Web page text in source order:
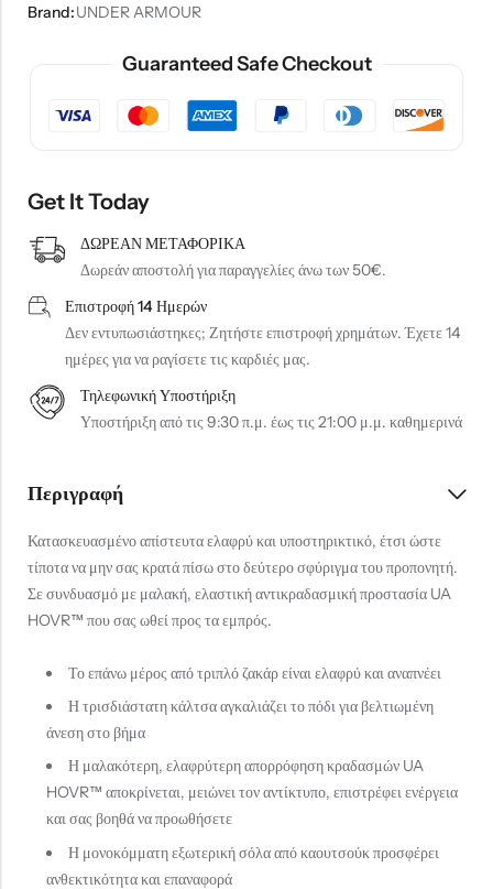
Brand:UNDER ARMOUR
Guaranteed Safe Checkout
Get It Today
ΔΩΡΕΑΝ ΜΕΤΑΦΟΡΙΚΑ
Δωρεάν αποστολή για παραγγελίες άνω των 50€.
Επιστροφή 14 Ημερών
Δεν εντυπωσιάστηκες; Ζητήστε επιστροφή χρημάτων. Έχετε 14
ημέρες για να ραγίσετε τις καρδιές μας.
Τηλεφωνική Υποστήριξη
Υποστήριξη από τις 9:30 π.μ. έως τις 21:00 μ.μ. καθημερινά
Περιγραφή
Κατασκευασμένο απίστευτα ελαφρύ και υποστηρικτικό, έτσι ώστε
τίποτα να μην σας κρατά πίσω στο δεύτερο σφύριγμα του προπονητή.
Σε συνδυασμό με μαλακή, ελαστική αντικραδασμική προστασία UA
HOVR™ που σας ωθεί προς τα εμπρός.
Το επάνω μέρος από τριπλό ζακάρ είναι ελαφρύ και αναπνέει
Η τρισδιάστατη κάλτσα αγκαλιάζει το πόδι για βελτιωμένη
άνεση στο βήμα
Η μαλακότερη, ελαφρύτερη απορρόφηση κραδασμών UA
HOVR™ αποκρίνεται, μειώνει τον αντίκτυπο, επιστρέφει ενέργεια
και σας βοηθά να προωθήσετε
Η μονοκόμματη εξωτερική σόλα από καουτσούκ προσφέρει
ανθεκτικότητα και επαναφορά